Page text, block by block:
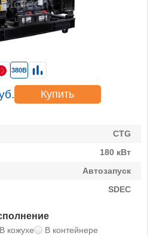
CTG
180 кВт
Автозапуск
SDEC
В кожухе В контейнере
380В
Купить